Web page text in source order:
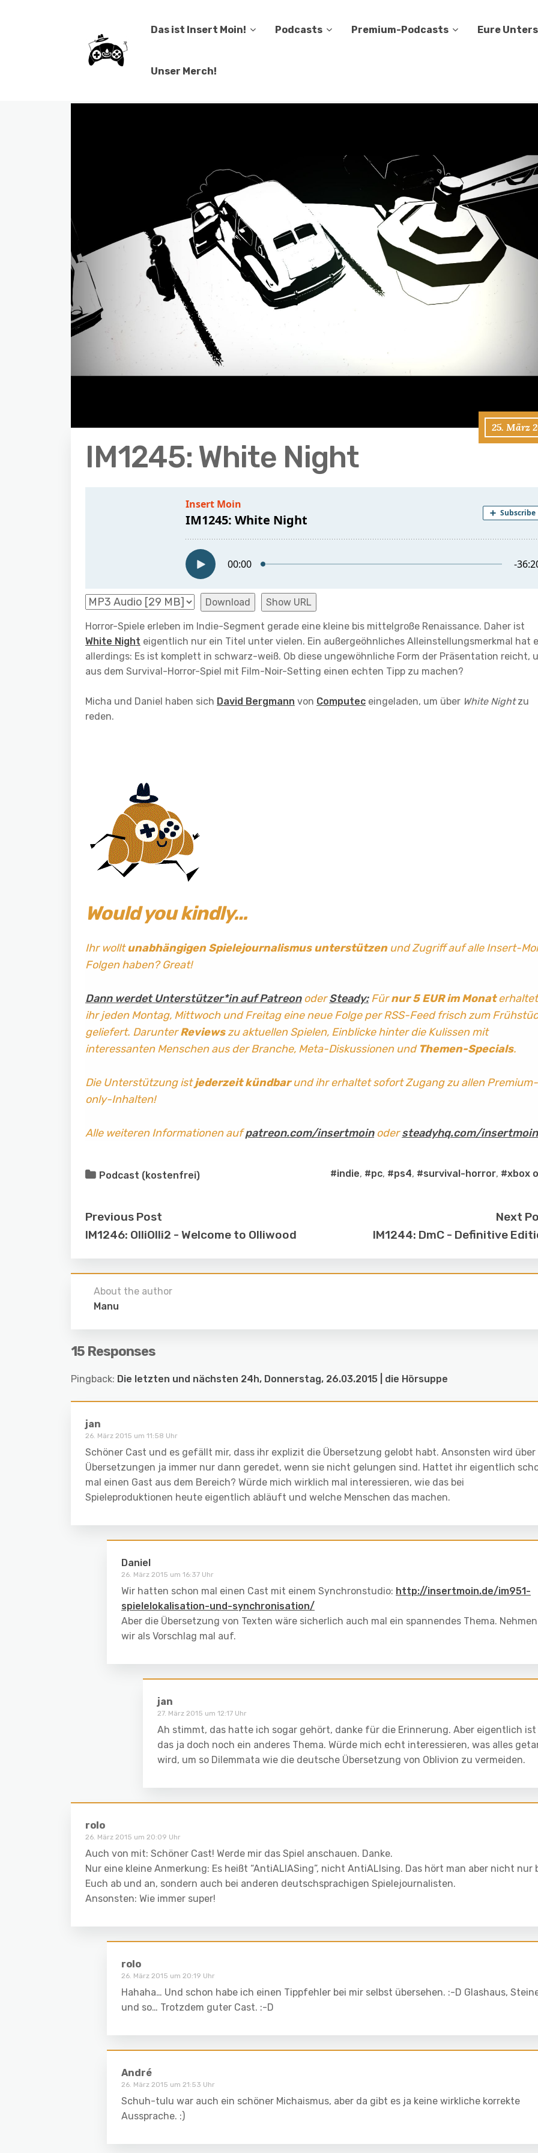
Das ist Insert Moin! Podcasts Premium-Podcasts Eure
Unser Merch!
25. März
IM1245: White Night
Download Show URL
Horror-Spiele erleben im Indie-Segment gerade eine kleine bis mittelgroße Renaissance. Daher ist
White Night eigentlich nur ein Titel unter vielen. Ein außergeöhnliches Alleinstellungsmerkmal hat
allerdings: Es ist komplett in schwarz-weiß. Ob diese ungewöhnliche Form der Präsentation reicht,
aus dem Survival-Horror-Spiel mit Film-Noir-Setting einen echten Tipp zu machen?
Micha und Daniel haben sich David Bergmann von Computec eingeladen, um über White Nightzu
reden.
Would you kindly…
Ihr wolltunabhängigen Spielejournalismus unterstützenund Zugriff auf alle Insert-
Folgen haben? Great!
Dann werdet Unterstützer*in auf PatreonoderSteady:Fürnur 5 EUR im Monaterhaltet
ihr jeden Montag, Mittwoch und Freitag eine neue Folge per RSS-Feed frisch zum
geliefert. DarunterReviewszu aktuellen Spielen, Einblicke hinter die Kulissen mit
interessanten Menschen aus der Branche, Meta-Diskussionen und Themen-Specials.
Die Unterstützung istjederzeit kündbarund ihr erhaltet sofort Zugang zu allen Premium-
only-Inhalten!
Alle weiteren Informationen aufpatreon.com/insertmoinodersteadyhq.com/insertmoin
Podcast (kostenfrei) #indie, #pc, #ps4, #survival-horror, #xbox
Previous Post
IM1246: OlliOlli2 - Welcome to Olliwood
Next
IM1244: DmC - Definitive
About the author
Manu
15 Responses
Pingback: Die letzten und nächsten 24h, Donnerstag, 26.03.2015 | die Hörsuppe
jan
26. März 2015 um 11:58 Uhr
Schöner Cast und es gefällt mir, dass ihr explizit die Übersetzung gelobt habt. Ansonsten wird über
Übersetzungen ja immer nur dann geredet, wenn sie nicht gelungen sind. Hattet ihr eigentlich
mal einen Gast aus dem Bereich? Würde mich wirklich mal interessieren, wie das bei
Spieleproduktionen heute eigentlich abläuft und welche Menschen das machen.
Daniel
26. März 2015 um 16:37 Uhr
Wir hatten schon mal einen Cast mit einem Synchronstudio: http://insertmoin.de/im951-
spielelokalisation-und-synchronisation/
Aber die Übersetzung von Texten wäre sicherlich auch mal ein spannendes Thema. Nehmen
wir als Vorschlag mal auf.
jan
27. März 2015 um 12:17 Uhr
Ah stimmt, das hatte ich sogar gehört, danke für die Erinnerung. Aber eigentlich ist
das ja doch noch ein anderes Thema. Würde mich echt interessieren, was alles
wird, um so Dilemmata wie die deutsche Übersetzung von Oblivion zu vermeiden.
rolo
26. März 2015 um 20:09 Uhr
Auch von mit: Schöner Cast! Werde mir das Spiel anschauen. Danke.
Nur eine kleine Anmerkung: Es heißt “AntiALIASing”, nicht AntiALIsing. Das hört man aber nicht nur
Euch ab und an, sondern auch bei anderen deutschsprachigen Spielejournalisten.
Ansonsten: Wie immer super!
rolo
26. März 2015 um 20:19 Uhr
Hahaha… Und schon habe ich einen Tippfehler bei mir selbst übersehen. :-D Glashaus,
und so… Trotzdem guter Cast. :-D
André
26. März 2015 um 21:53 Uhr
Schuh-tulu war auch ein schöner Michaismus, aber da gibt es ja keine wirkliche korrekte
Aussprache. :)